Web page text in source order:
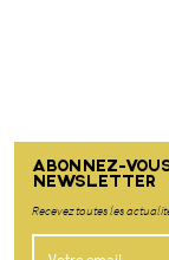
ABONNEZ-
NEWSLETTER
Recevez toutes les